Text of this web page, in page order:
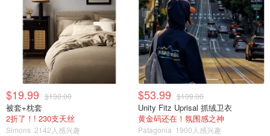
$19.99 $130.00
被套+枕套
2折了！! 230支天丝
Simons 2142人感兴趣
$53.99 $109.00
Unity Fitz Uprisal 抓绒卫衣
黄金码还在！氛围感之神
Patagonia 1900人感兴趣